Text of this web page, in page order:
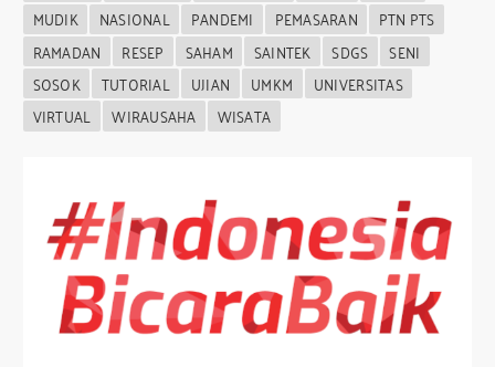
MUDIK
NASIONAL PANDEMI PEMASARAN
PTN PTS
RAMADAN
RESEP SAHAM SAINTEK SDGS
SENI
SOSOK
TUTORIAL UJIAN UMKM
UNIVERSITAS
VIRTUAL
WIRAUSAHA WISATA